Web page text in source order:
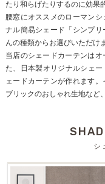
たり和らげたりするのに効果的
腰窓にオススメのローマン
ナル簡易シェード「シンプ
んの種類からお選びいただけ
当店のシェードカーテンは
た、日本製オリジナルシェ
ェードカーテンが作れます
ブリックのおしゃれ生地など
シ